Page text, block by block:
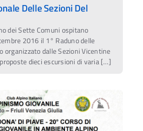
Delle Sezioni Del
dei Sette Comuni ospitano
2016 il 1° Raduno delle
organizzato dalle Sezioni Vicentine
dieci escursioni di varia […]